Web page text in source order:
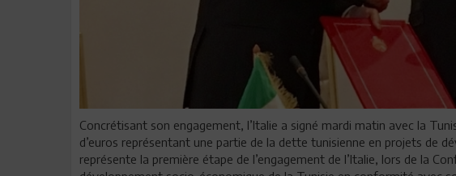
Concrétisant son engagement, l’Italie a signé mardi matin avec la
d’euros représentant une partie de la dette tunisienne en projets de
représente la première étape de l’engagement de l’Italie, lors de la